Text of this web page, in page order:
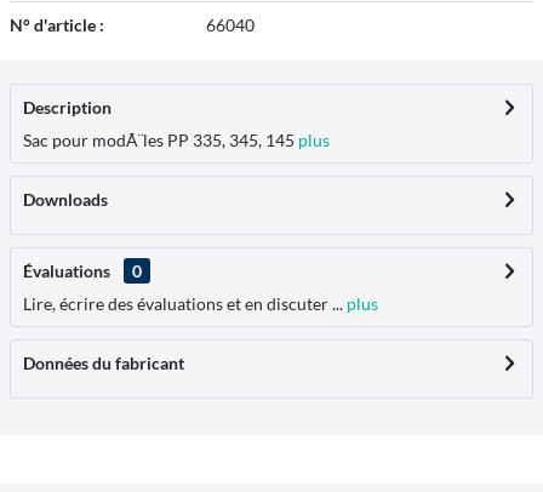
N° d'article : 66040
Description
Sac pour modÃ¨les PP 335, 345, 145 plus
Downloads
Évaluations
0
Lire, écrire des évaluations et en discuter ... plus
Données du fabricant